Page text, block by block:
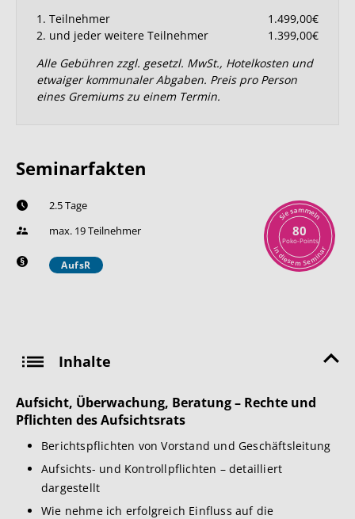
Inhalte
Aufsicht, Überwachung, Beratung – Rechte und
Pflichten des Aufsichtsrats
Berichtspflichten von Vorstand und Geschäftsleitung
Aufsichts- und Kontrollpflichten – detailliert
dargestellt
Wie nehme ich erfolgreich Einfluss auf die
1. Teilnehmer
1.499,00€
2. und jeder weitere Teilnehmer
1.399,00€
Alle Gebühren zzgl. gesetzl. MwSt., Hotelkosten und
etwaiger kommunaler Abgaben. Preis pro Person
eines Gremiums zu einem Termin.
Seminarfakten
2.5 Tage
max. 19 Teilnehmer
AufsR
i
n
d
iesemSemi
n
a
r
S
iesammel
n
80
Poko-Points